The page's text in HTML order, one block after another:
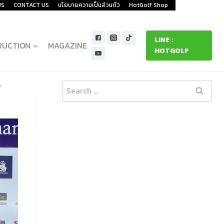
CONTACT US นโยบายความเป็นส่วนตัว HotGolf Shop
MAGAZINE
LINE :
HOTGOLF
Search
for: